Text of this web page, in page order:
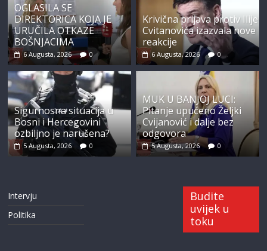
OGLASILA SE
DIREKTORICA KOJA JE
URUČILA OTKAZE
BOŠNJACIMA
6 Augusta, 2026 0
Krivična prijava protiv Ilije
Cvitanovića izazvala nove
reakcije
6 Augusta, 2026 0
Sigurnosna situacija u
Bosni i Hercegovini
ozbiljno je narušena?
5 Augusta, 2026 0
MUK U BANJOJ LUCI:
Pitanje upućeno Željki
Cvijanović i dalje bez
odgovora
5 Augusta, 2026 0
Intervju
Politika
Budite
uvijek u
toku